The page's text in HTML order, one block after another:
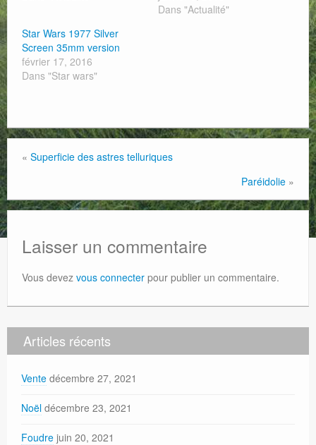
Dans "Actualité"
Star Wars 1977 Silver
Screen 35mm version
février 17, 2016
Dans "Star wars"
« Superficie des astres telluriques
Paréidolie »
Laisser un commentaire
Vous devez vous connecter pour publier un commentaire.
Articles récents
Vente décembre 27, 2021
Noël décembre 23, 2021
Foudre juin 20, 2021